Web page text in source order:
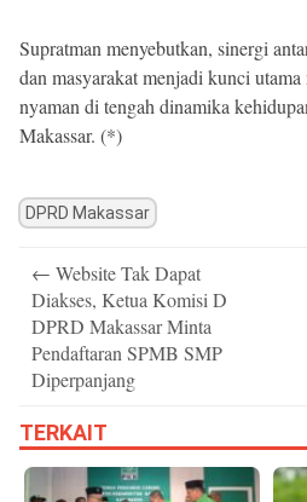
Supratman menyebutkan, sinergi
dan masyarakat menjadi kunci
nyaman di tengah dinamika
Makassar. (*)
DPRD Makassar
navigation
← Website Tak Dapat
Diakses, Ketua Komisi D
DPRD Makassar Minta
Pendaftaran SPMB SMP
Diperpanjang
TERKAIT